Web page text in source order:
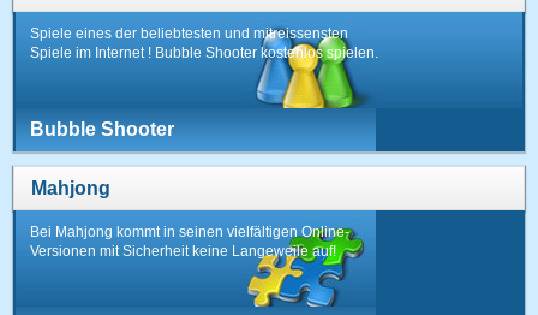
Spiele eines der beliebtesten und mitreissensten
Spiele im Internet ! Bubble Shooter kostenlos spielen.
Bubble Shooter
Mahjong
Bei Mahjong kommt in seinen vielfältigen Online-
Versionen mit Sicherheit keine Langeweile auf!